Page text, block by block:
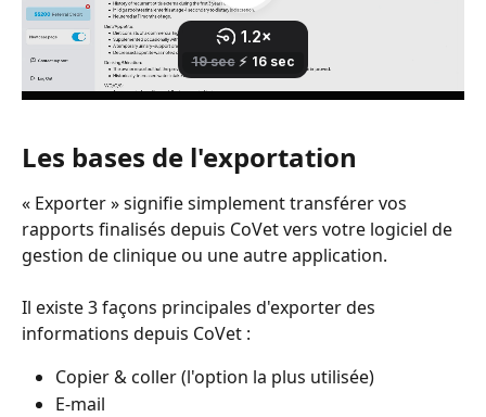
​Les bases de l'exportation
« Exporter » signifie simplement transférer vos
rapports finalisés depuis CoVet vers votre logiciel de
gestion de clinique ou une autre application.
Il existe 3 façons principales d'exporter des
informations depuis CoVet :
Copier & coller (l'option la plus utilisée)
E-mail